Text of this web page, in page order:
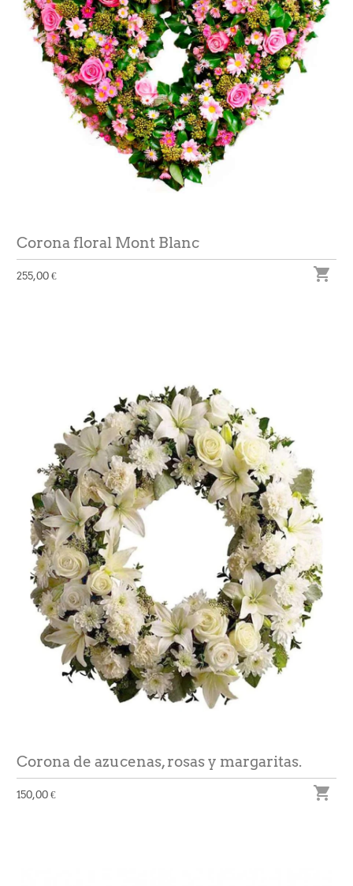
Corona floral Mont Blanc
255,00 € 
Corona de azucenas, rosas y margaritas.
150,00 € 